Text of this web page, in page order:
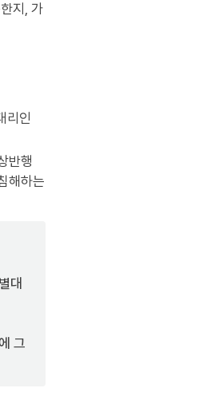
지, 가
리인
반행
해하는
대
그